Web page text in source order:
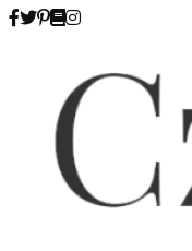
Skip